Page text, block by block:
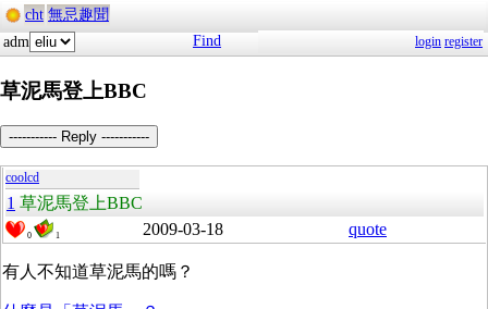
cht 無忌趣聞
adm
Find login register
草泥馬登上BBC
----------- Reply -----------
coolcd
1 草泥馬登上BBC
0 1 2009-03-18 quote
有人不知道草泥馬的嗎？